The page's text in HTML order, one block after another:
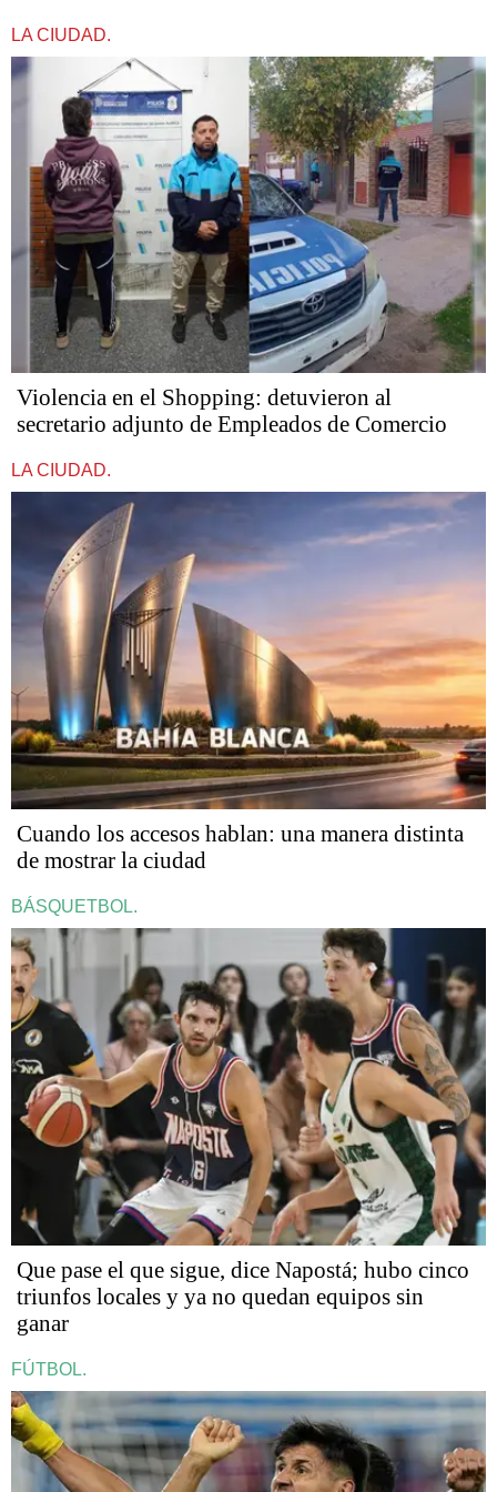
LA CIUDAD.
Violencia en el Shopping: detuvieron al
secretario adjunto de Empleados de Comercio
LA CIUDAD.
Cuando los accesos hablan: una manera distinta
de mostrar la ciudad
BÁSQUETBOL.
Que pase el que sigue, dice Napostá; hubo cinco
triunfos locales y ya no quedan equipos sin
ganar
FÚTBOL.